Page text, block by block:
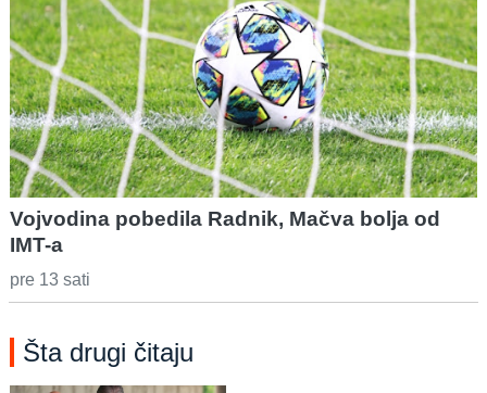
Vojvodina pobedila Radnik, Mačva bolja od
IMT-a
pre 13 sati
Šta drugi čitaju